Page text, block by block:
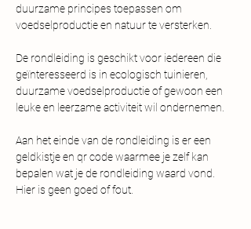
duurzame principes toepassen om
voedselproductie en natuur te versterken.
De rondleiding is geschikt voor iedereen die
geïnteresseerd is in ecologisch tuinieren,
duurzame voedselproductie of gewoon een
leuke en leerzame activiteit wil ondernemen.
Aan het einde van de rondleiding is er een
geldkistje en qr code waarmee je zelf kan
bepalen wat je de rondleiding waard vond.
Hier is geen goed of fout.